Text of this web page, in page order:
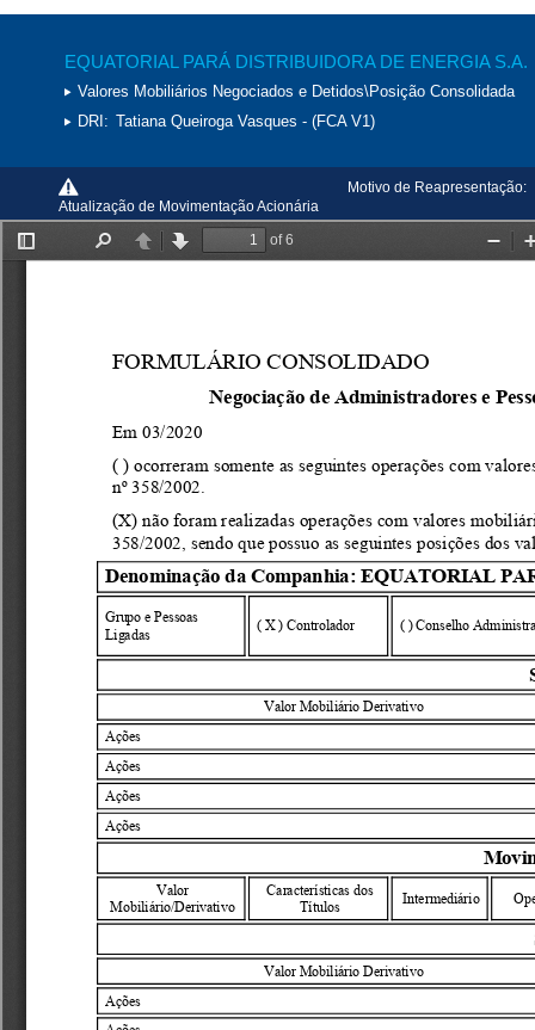
EQUATORIAL PARÁ DISTRIBUIDORA DE ENERGIA S.A.
Valores Mobiliários Negociados e Detidos\Posição Consolidada
DRI: Tatiana Queiroga Vasques - (FCA V1)
Motivo de Reapresentação:
Atualização de Movimentação Acionária